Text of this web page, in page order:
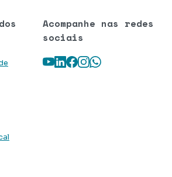
Acompanhe nas redes
sociais
Youtube
LinkedIn
Facebook
Instagram
WhatsApp